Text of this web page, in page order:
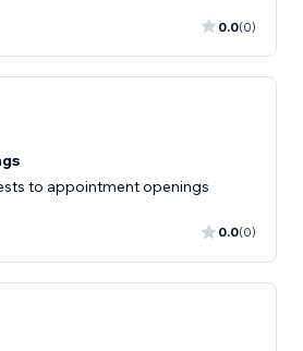
0.0(0)
to appointment openings
0.0(0)